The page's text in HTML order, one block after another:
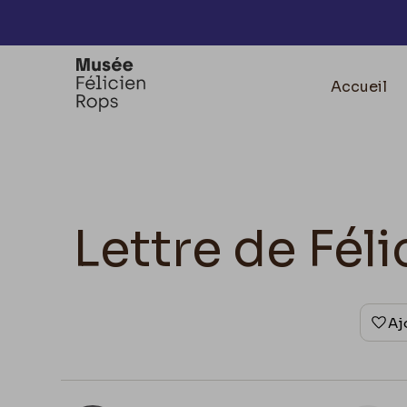
Accueil
Lettre de